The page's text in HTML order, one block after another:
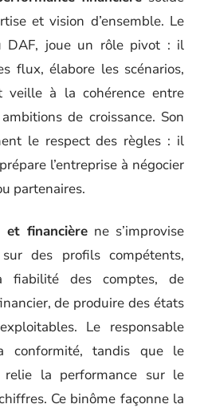
et vision d’ensemble. Le
DAF, joue un rôle pivot : il
flux, élabore les scénarios,
veille à la cohérence entre
de croissance. Son
le respect des règles : il
l’entreprise à négocier
partenaires.
et financièrene s’improvise
des profils compétents,
fiabilité des comptes, de
de produire des états
Le responsable
conformité, tandis que le
relie la performance sur le
Ce binôme façonne la